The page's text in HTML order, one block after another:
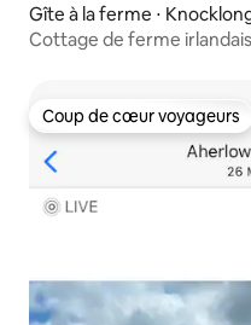
Gîte à la ferme ⋅
Cottage de ferme
Coup de cœur voyageurs
Coup de cœur voyageurs